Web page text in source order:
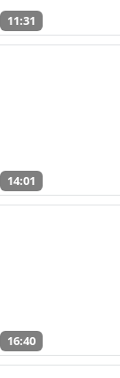
11:31
14:01
16:40